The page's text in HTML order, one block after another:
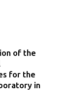
of the
for the
in